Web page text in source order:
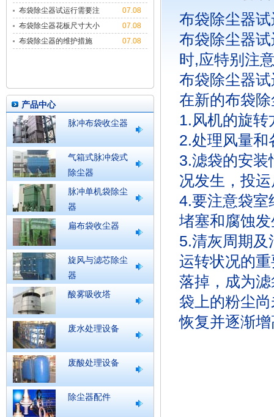
07.08
布袋除尘器试运行需要注
意哪些
07.08
布袋除尘器花板尺寸大小
07.08
布袋除尘器的维护措施
产品中心
脉冲布袋收尘器
气箱式脉冲袋式
除尘器
脉冲单机袋除尘
器
扁布袋收尘器
旋风与滤芯除尘
器
酸雾吸收塔
废水处理设备
废酸处理设备
除尘器配件
布袋除尘器
布袋除尘器
时,应特别注
布袋除尘器
在新的布袋
1.风机的旋
2.处理风量和
3.滤袋的安装
况发生，投
4.要注意袋室
堵塞和腐蚀
5.清灰周期及
运转状况的
落掉，成为
袋上的粉尘
恢复并逐渐